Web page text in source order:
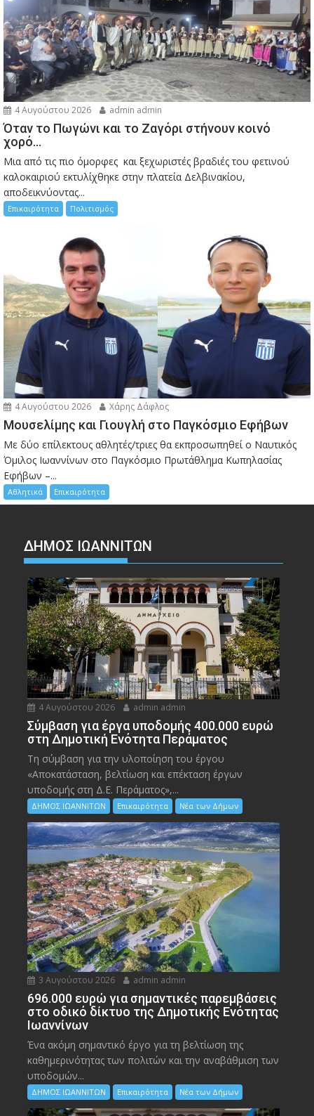
4 Αυγούστου 2026 admin admin
Όταν το Πωγώνι και το Ζαγόρι στήνουν κοινό
χορό…
Μια από τις πιο όμορφες και ξεχωριστές βραδιές του φετινού
καλοκαιριού εκτυλίχθηκε στην πλατεία Δελβινακίου,
αποδεικνύοντας...
Επικαιρότητα Πολιτισμός
4 Αυγούστου 2026 Χάρης Δάφλος
Μουσελίμης και Γιουγλή στο Παγκόσμιο Εφήβων
Mε δύο επίλεκτους αθλητές/τριες θα εκπροσωπηθεί ο Ναυτικός
Όμιλος Ιωαννίνων στο Παγκόσμιο Πρωτάθλημα Κωπηλασίας
Εφήβων –...
Αθλητικά Επικαιρότητα
ΔΗΜΟΣ ΙΩΑΝΝΙΤΩΝ
4 Αυγούστου 2026 admin admin
Σύμβαση για έργα υποδομής 400.000 ευρώ
στη Δημοτική Ενότητα Περάματος
Τη σύμβαση για την υλοποίηση του έργου
«Αποκατάσταση, βελτίωση και επέκταση έργων
υποδομής στη Δ.Ε. Περάματος»,...
ΔΗΜΟΣ ΙΩΑΝΝΙΤΩΝ Επικαιρότητα Νέα των Δήμων
3 Αυγούστου 2026 admin admin
696.000 ευρώ για σημαντικές παρεμβάσεις
στο οδικό δίκτυο της Δημοτικής Ενότητας
Ιωαννίνων
Ένα ακόμη σημαντικό έργο για τη βελτίωση της
καθημερινότητας των πολιτών και την αναβάθμιση των
υποδομών...
ΔΗΜΟΣ ΙΩΑΝΝΙΤΩΝ Επικαιρότητα Νέα των Δήμων